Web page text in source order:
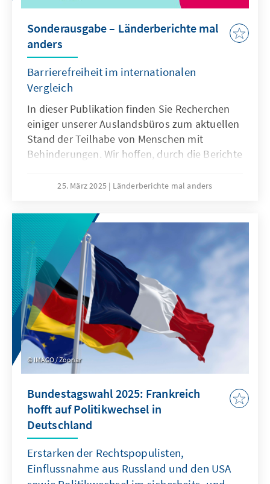
Sonderausgabe – Länderberichte mal
anders
Barrierefreiheit im internationalen
Vergleich
In dieser Publikation finden Sie Recherchen
einiger unserer Auslandsbüros zum aktuellen
Stand der Teilhabe von Menschen mit
Behinderungen. Wir hoffen, durch die Berichte
bestehenden Ungleichheiten zu erhöhen und
Augenmerk auf das Thema Inklusion zu
werfen.
25. März 2025 Länderberichte mal anders
IMAGO / Zoonar
Bundestagswahl 2025: Frankreich
hofft auf Politikwechsel in
Deutschland
Erstarken der Rechtspopulisten,
Einflussnahme aus Russland und den USA